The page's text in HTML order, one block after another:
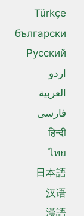
Türkçe
български
Русский
اردو
العربية
فارسی
हिन्दी
ไทย
日本語
汉语
漢語